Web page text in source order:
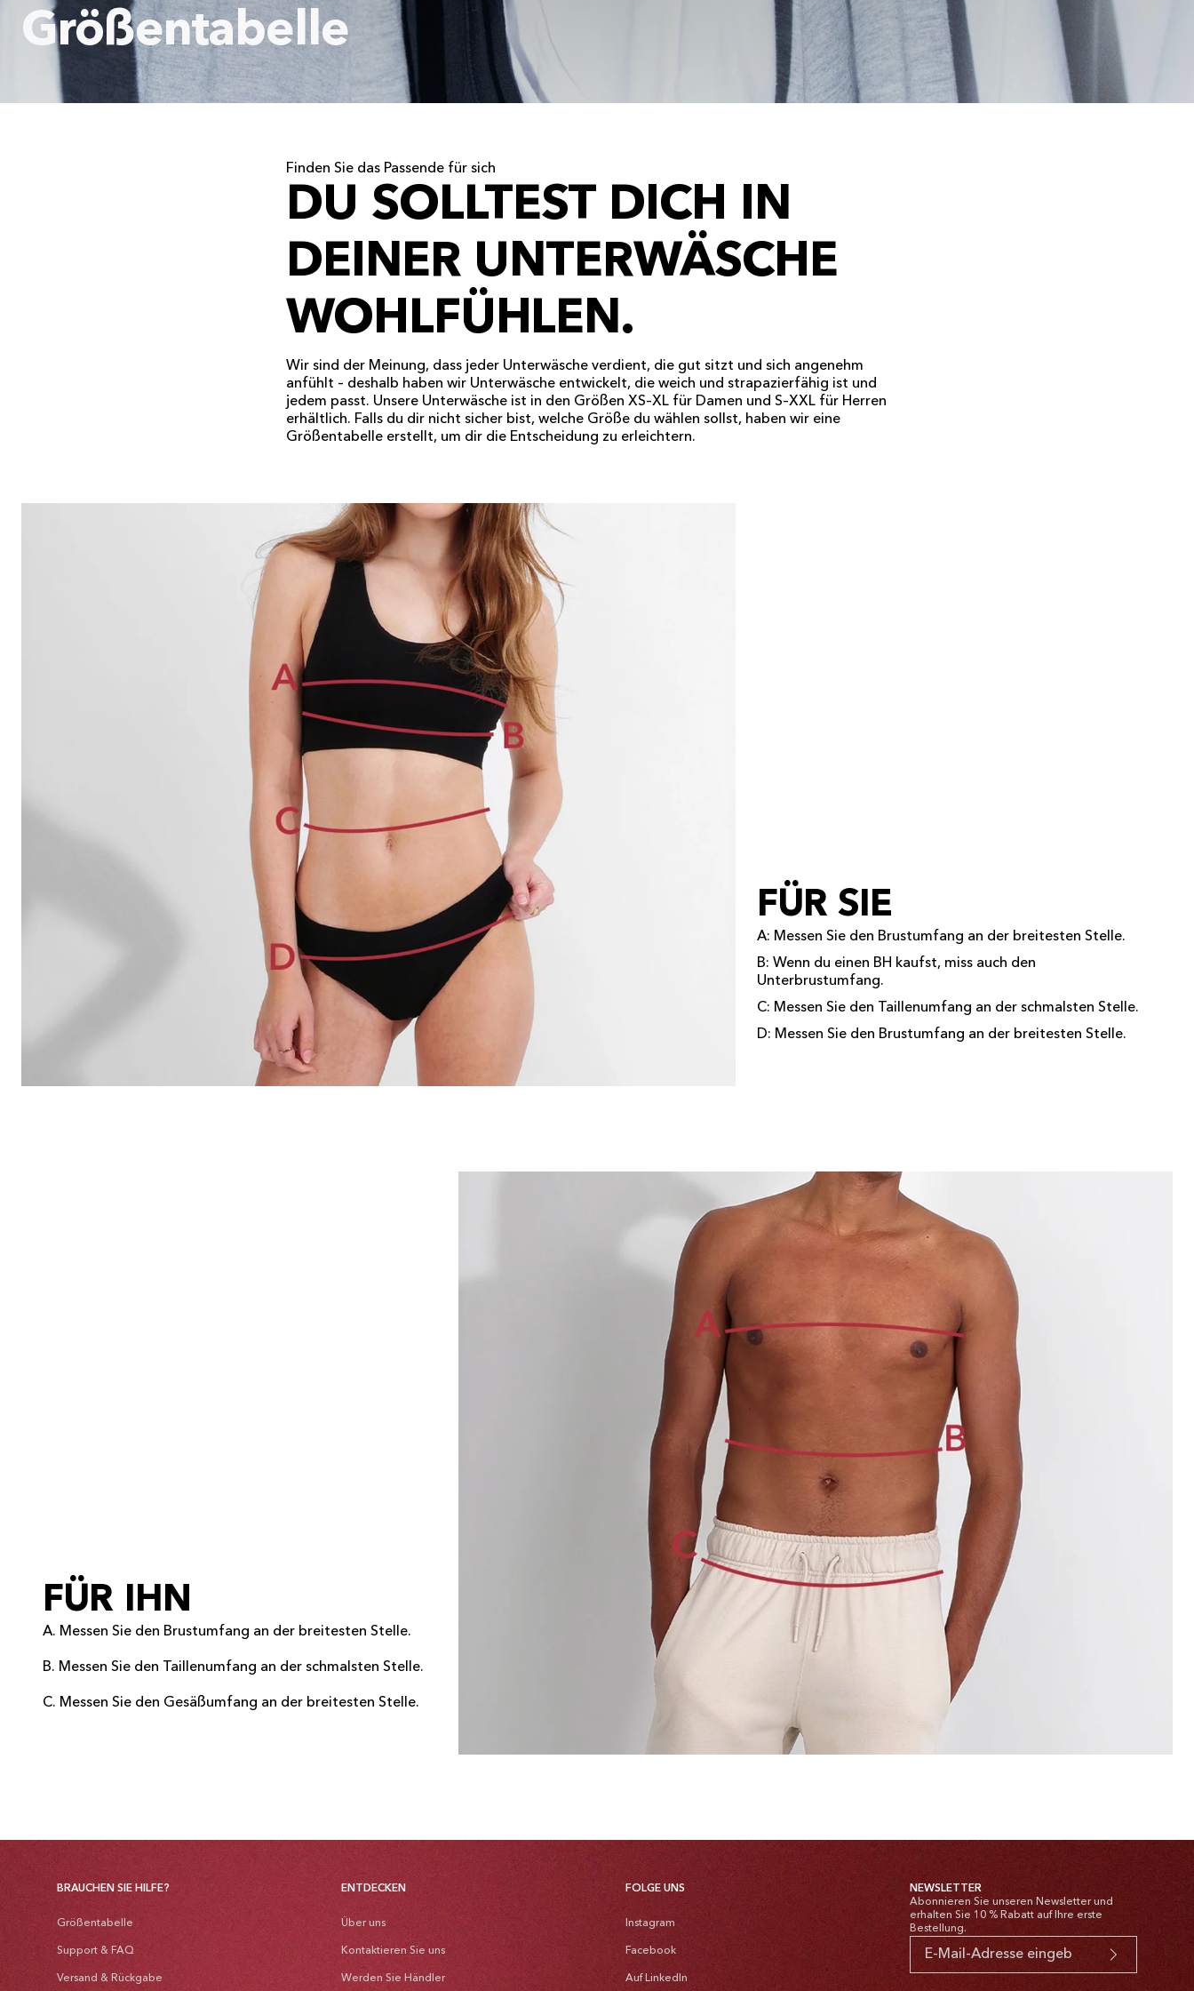
Größentabelle
Finden Sie das Passende für sich
DU SOLLTEST DICH IN
DEINER UNTERWÄSCHE
WOHLFÜHLEN.
Wir sind der Meinung, dass jeder Unterwäsche verdient, die gut sitzt und sich angenehm
anfühlt – deshalb haben wir Unterwäsche entwickelt, die weich und strapazierfähig ist und
jedem passt. Unsere Unterwäsche ist in den Größen XS–XL für Damen und S–XXL für Herren
erhältlich. Falls du dir nicht sicher bist, welche Größe du wählen sollst, haben wir eine
Größentabelle erstellt, um dir die Entscheidung zu erleichtern.
FÜR SIE
A: Messen Sie den Brustumfang an der breitesten Stelle.
B: Wenn du einen BH kaufst, miss auch den
Unterbrustumfang.
C: Messen Sie den Taillenumfang an der schmalsten Stelle.
D: Messen Sie den Brustumfang an der breitesten Stelle.
FÜR IHN
A. Messen Sie den Brustumfang an der breitesten Stelle.
B. Messen Sie den Taillenumfang an der schmalsten Stelle.
C. Messen Sie den Gesäßumfang an der breitesten Stelle.
BRAUCHEN SIE HILFE?
Größentabelle
Support & FAQ
Versand & Rückgabe
ENTDECKEN
Über uns
Kontaktieren Sie uns
Werden Sie Händler
FOLGE UNS
Instagram
Facebook
Auf LinkedIn
NEWSLETTER
Abonnieren Sie unseren Newsletter und
erhalten Sie 10 % Rabatt auf Ihre erste
Bestellung.